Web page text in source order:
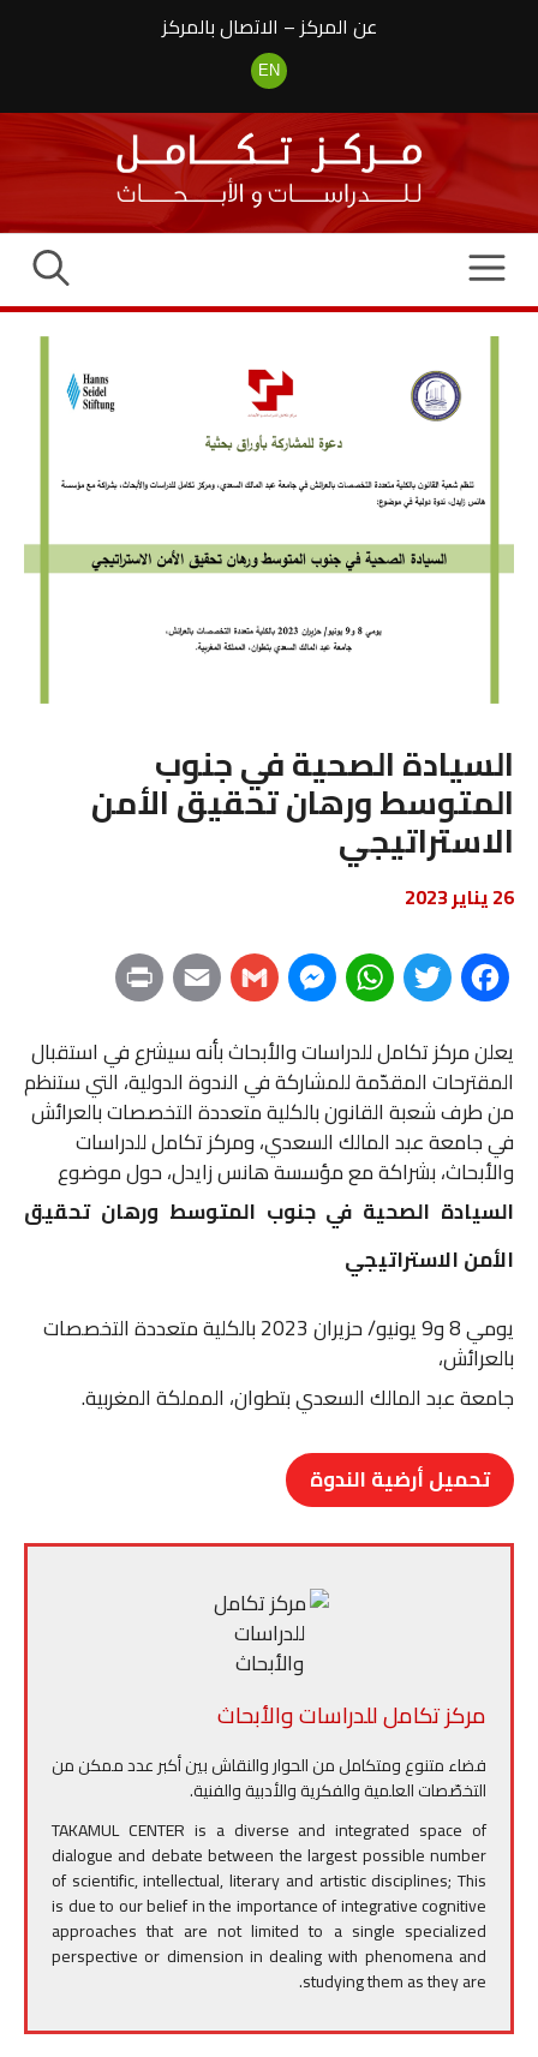
عن المركز– الاتصال بالمركز
EN
السيادة الصحية في جنوب
المتوسط ورهان تحقيق الأمن
الاستراتيجي
26 يناير 2023
F
c
e
b
o
o
k
T
i
t
t
e
r
W
a
t
s
A
p
M
s
s
e
n
e
G
m
a
i
l
E
a
i
i
n
t
يعلن مركز تكامل للدراسات والأبحاث بأنه سيشرع في استقبال
المقترحات المقدّمة للمشاركة في الندوة الدولية، التي ستنظم
من طرف شعبة القانون بالكلية متعددة التخصصات بالعرائش
في جامعة عبد المالك السعدي، ومركز تكامل للدراسات
والأبحاث، بشراكة مع مؤسسة هانس زايدل، حول موضوع
السيادة الصحية في جنوب المتوسط ورهان تحقيق
الأمن الاستراتيجي
يومي 8 و9 يونيو/ حزيران 2023 بالكلية متعددة التخصصات
بالعرائش،
جامعة عبد المالك السعدي بتطوان، المملكة المغربية.
تحميل أرضية الندوة
مركز تكامل للدراسات والأبحاث
فضاء متنوع ومتكامل من الحوار والنقاش بين أكبر عدد ممكن من
التخصّصات العلمية والفكرية والأدبية والفنية.
TAKAMUL CENTER is a diverse and integrated space of
dialogue and debate between the largest possible number
of scientific, intellectual, literary and artistic disciplines; This
is due to our belief in the importance of integrative cognitive
approaches that are not limited to a single specialized
perspective or dimension in dealing with phenomena and
studying them as they are.